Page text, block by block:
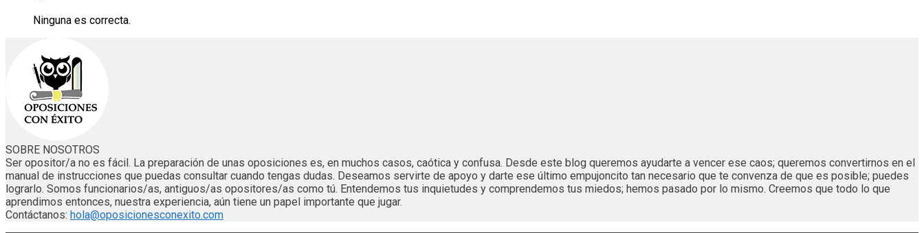
Ninguna es correcta.
SOBRE NOSOTROS
Ser opositor/a no es fácil. La preparación de unas oposiciones es, en muchos casos, caótica y confusa. Desde este blog queremos ayudarte a vencer ese caos; queremos convertirnos en el
manual de instrucciones que puedas consultar cuando tengas dudas. Deseamos servirte de apoyo y darte ese último empujoncito tan necesario que te convenza de que es posible; puedes
lograrlo. Somos funcionarios/as, antiguos/as opositores/as como tú. Entendemos tus inquietudes y comprendemos tus miedos; hemos pasado por lo mismo. Creemos que todo lo que
aprendimos entonces, nuestra experiencia, aún tiene un papel importante que jugar.
Contáctanos: hola@oposicionesconexito.com